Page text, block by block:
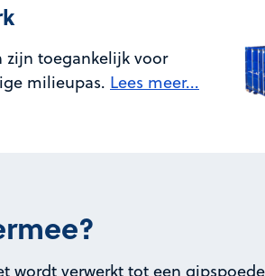
zijn toegankelijk voor
milieupas. Lees meer...
wordt verwerkt tot een